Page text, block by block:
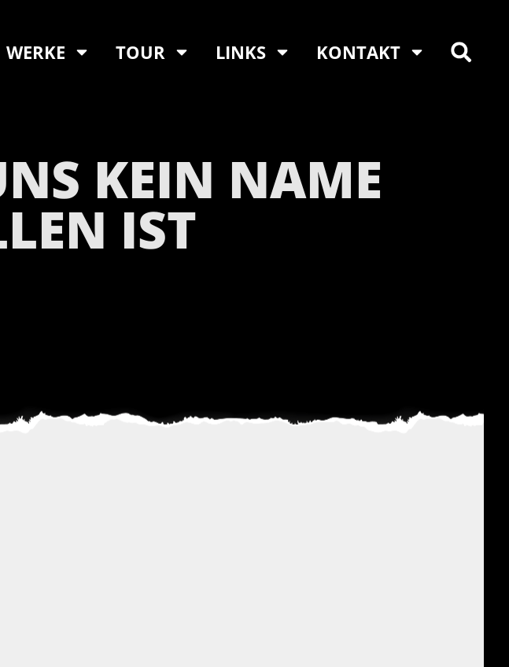
WERKE TOUR LINKS KONTAKT
KEIN NAME
IST